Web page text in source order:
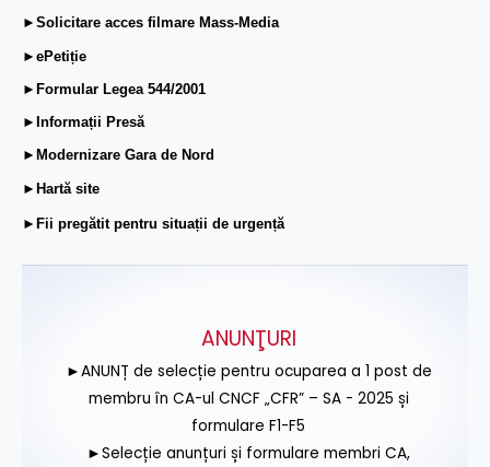
►Solicitare acces filmare Mass-Media
►ePetiție
►Formular Legea 544/2001
►Informații Presă
►Modernizare Gara de Nord
►Hartă site
►Fii pregătit pentru situații de urgență
ANUNŢURI
►ANUNȚ de selecție pentru ocuparea a 1 post de
membru în CA-ul CNCF „CFR” – SA - 2025 și
formulare F1-F5
►Selecție anunțuri și formulare membri CA,